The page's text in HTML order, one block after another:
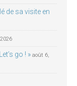
de sa visite en
go ! » août 6,